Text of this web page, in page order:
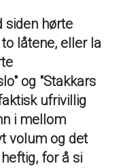
siden hørte
låtene, eller la
og "Stakkars
ufrivillig
i mellom
volum og det
for å si